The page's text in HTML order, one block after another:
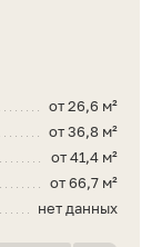
от 26,6 м²
от 36,8 м²
от 41,4 м²
от 66,7 м²
нет данных